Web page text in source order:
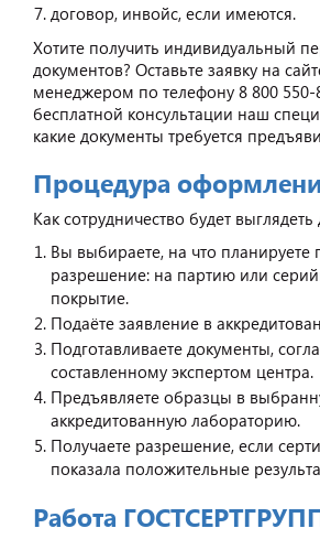
договор, инвойс, если имеются.
Хотите получить индивидуальный
документов? Оставьте заявку на
менеджером по телефону 8 800
бесплатной консультации наш
какие документы требуется
Процедура
Как сотрудничество будет выглядеть
Вы выбираете, на что планируете
разрешение: на партию или
покрытие.
Подаёте заявление в
Подготавливаете документы,
составленному экспертом центра.
Предъявляете образцы в
аккредитованную лабораторию.
Получаете разрешение, если
показала положительные
Работа